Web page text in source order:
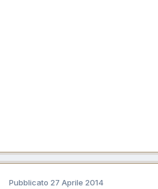
Pubblicato 27 Aprile 2014